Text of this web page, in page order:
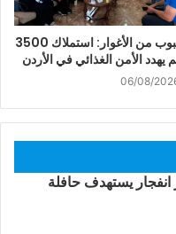
طهبوب من الأغوار: استملاك 3500
يهدد الأمن الغذائي في الأردن
06/08/
يستهدف حافلة